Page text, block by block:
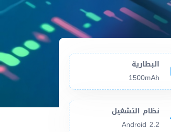
البطارية
1500mAh
نظام التشغيل
Android 2.2